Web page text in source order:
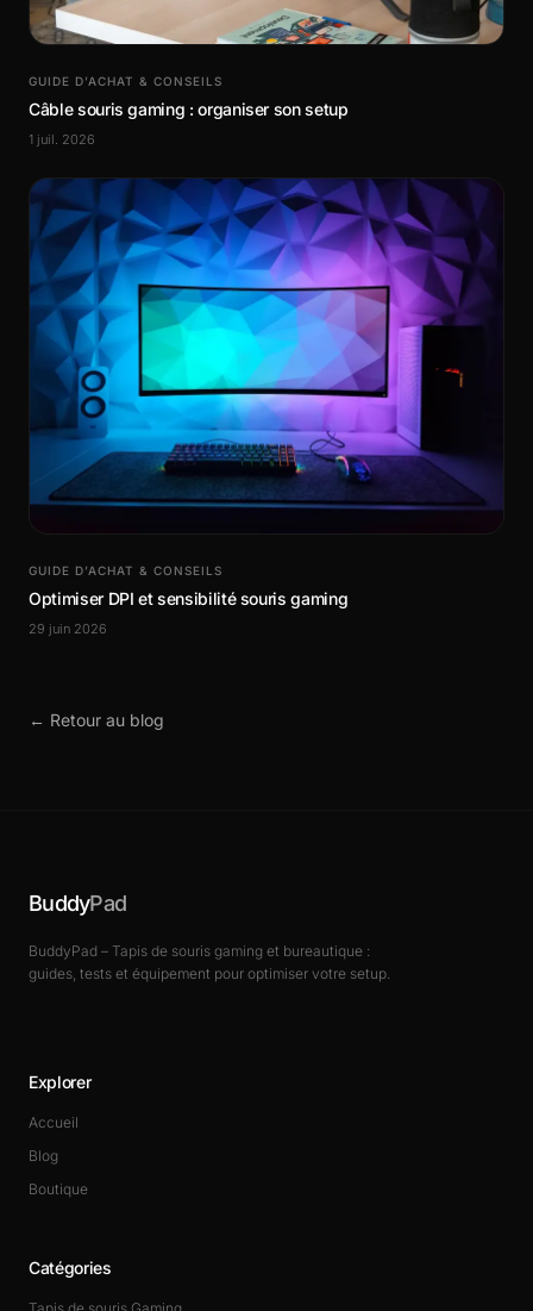
GUIDE D’ACHAT & CONSEILS
Câble souris gaming : organiser son setup
1 juil. 2026
GUIDE D’ACHAT & CONSEILS
Optimiser DPI et sensibilité souris gaming
29 juin 2026
← Retour au blog
BuddyPad
BuddyPad – Tapis de souris gaming et bureautique :
guides, tests et équipement pour optimiser votre setup.
Explorer
Accueil
Blog
Boutique
Catégories